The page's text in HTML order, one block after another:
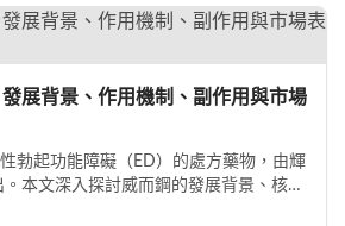
展背景、作用機制、副作用與市場
勃起功能障礙（ED）的處方藥物，由輝
本文深入探討威而鋼的發展背景、核心